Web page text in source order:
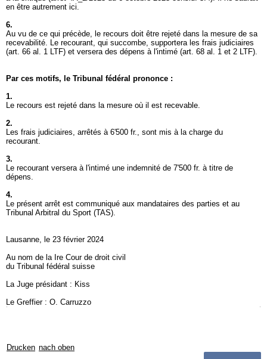
en être autrement ici.
6.
Au vu de ce qui précède, le recours doit être rejeté dans la mesure de sa
recevabilité. Le recourant, qui succombe, supportera les frais judiciaires
(art. 66 al. 1 LTF) et versera des dépens à l'intimé (art. 68 al. 1 et 2 LTF).
Par ces motifs, le Tribunal fédéral prononce :
1.
Le recours est rejeté dans la mesure où il est recevable.
2.
Les frais judiciaires, arrêtés à 6'500 fr., sont mis à la charge du
recourant.
3.
Le recourant versera à l'intimé une indemnité de 7'500 fr. à titre de
dépens.
4.
Le présent arrêt est communiqué aux mandataires des parties et au
Tribunal Arbitral du Sport (TAS).
Lausanne, le 23 février 2024
Au nom de la Ire Cour de droit civil
du Tribunal fédéral suisse
La Juge présidant : Kiss
Le Greffier : O. Carruzzo
Drucken nach oben